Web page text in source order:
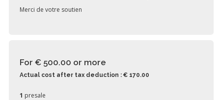
Merci de votre soutien
For € 500.00 or more
Actual cost after tax deduction : € 170.00
1 presale